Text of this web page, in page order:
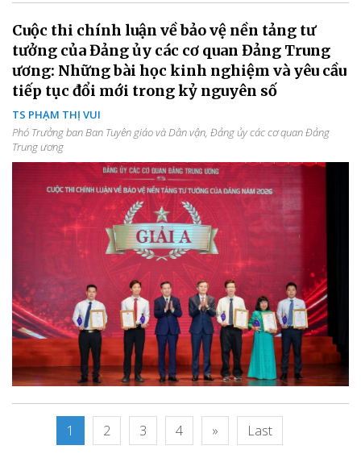
Cuộc thi chính luận về bảo vệ nền tảng tư
tưởng của Đảng ủy các cơ quan Đảng Trung
ương: Những bài học kinh nghiệm và yêu cầu
tiếp tục đổi mới trong kỷ nguyên số
TS PHẠM THỊ VUI
Phó Trưởng ban Ban Tuyên giáo và Dân vận, Đảng ủy các cơ quan Đảng
Trung ương
1 2 3 4 » Last